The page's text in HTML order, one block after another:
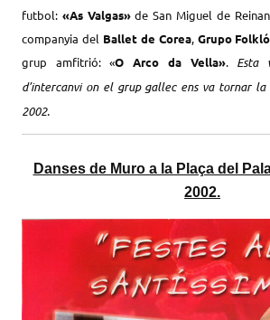
futbol: «As Valgas»de San Miguel de
companyia del Ballet de Corea, Grupo
grup amfitrió: «O Arco da Vella». Esta
d’intercanvi on el grup gallec ens va tornar
2002.
Danses de Muro a la Plaça del
2002.